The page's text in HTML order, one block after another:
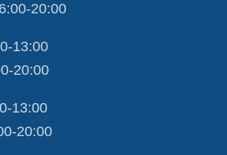
20:00
13:00
20:00
13:00
20:00